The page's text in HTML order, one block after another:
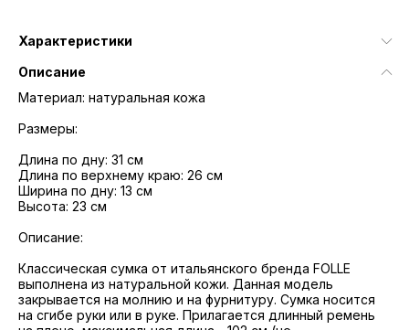
Характеристики
Описание
Материал: натуральная кожа
Размеры:
Длина по дну: 31 см
Длина по верхнему краю: 26 см
Ширина по дну: 13 см
Высота: 23 см
Описание:
Классическая сумка от итальянского бренда FOLLE
выполнена из натуральной кожи. Данная модель
закрывается на молнию и на фурнитуру. Сумка носится
на сгибе руки или в руке. Прилагается длинный ремень